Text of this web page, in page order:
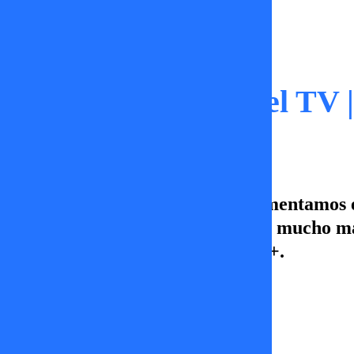
Las noches de Porcel
En Las Noches de Porcel TV,
acerca de los “es de roto”. Esto y mucho
viernes a las 23:30 horas por TV+.